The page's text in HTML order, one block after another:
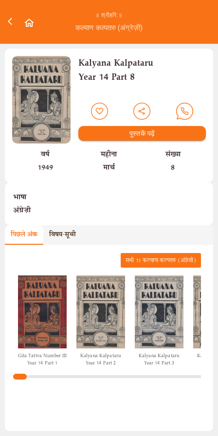
॥ श्रीहरि:॥
कल्याण कल्पतरु (अंग्रेज़ी)
Kalyana Kalpataru
Year 14 Part 8
पुस्तकें पढ़ें
वर्ष
1949
महीना
मार्च
संख्या
8
भाषा
अंग्रेज़ी
पिछले अंक विषय-सूची
सभी 11 कल्याण-कल्पतरु (अंग्रेज़ी)
Gita Tattva Number III
Year 14 Part 1
Kalyana Kalpataru
Year 14 Part 2
Kalyana Kalpataru
Year 14 Part 3
Kalyana